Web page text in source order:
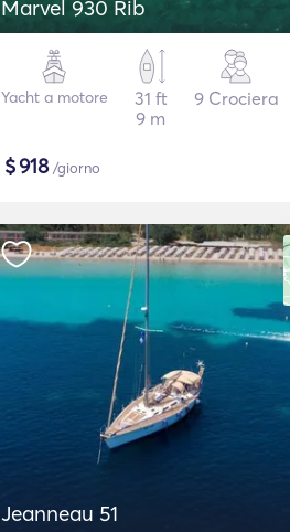
Marvel 930 Rib
Yacht a motore
31 ft
9 m
9 Crociera
$918/giorno
Jeanneau 51